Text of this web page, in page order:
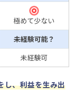
極めて少ない
未経験可能？
未経験可
し、利益を生み出